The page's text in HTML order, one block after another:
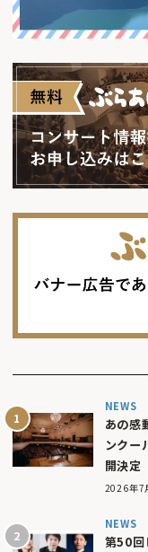
NEWS
あの感
ンクー
開決定
2026年7
NEWS
第50回